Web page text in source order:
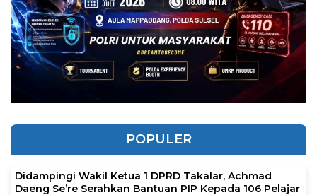
POPULER
Didampingi Wakil Ketua 1 DPRD Takalar, Achmad
Daeng Se’re Serahkan Bantuan PIP Kepada 106 Pelajar